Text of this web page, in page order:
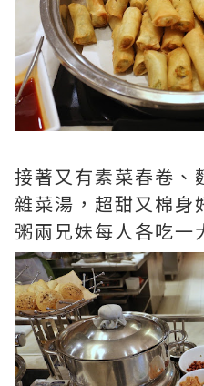
接著又有素菜春卷、
雜菜湯，超甜又棉身
粥兩兄妹每人各吃一